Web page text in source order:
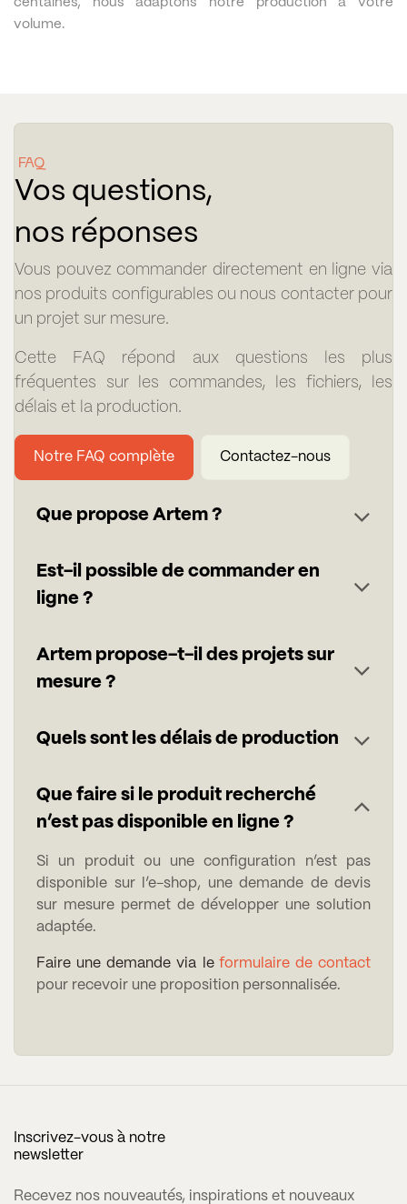
centaines, nous adaptons notre production à votre
volume.
FAQ
Vos questions,
nos réponses
Vous pouvez commander directement en ligne via
nos produits configurables ou nous contacter pour
un projet sur mesure.
Cette FAQ répond aux questions les plus
fréquentes sur les commandes, les fichiers, les
délais et la production.
Notre FAQ complète Contactez-nous
Que propose Artem ?
Est-il possible de commander en
ligne ?
Artem propose-t-il des projets sur
mesure ?
Quels sont les délais de production
Que faire si le produit recherché
n’est pas disponible en ligne ?
Si un produit ou une configuration n’est pas
disponible sur l’e-shop, une demande de devis
sur mesure permet de développer une solution
adaptée.
Faire une demande via le formulaire de contact
pour recevoir une proposition personnalisée.
Inscrivez-vous à notre
newsletter
Recevez nos nouveautés, inspirations et nouveaux